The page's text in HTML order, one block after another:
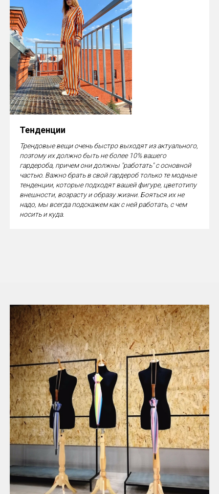
Тенденции
Трендовые вещи очень быстро выходят из актуального,
поэтому их должно быть не более 10% вашего
гардероба, причем они должны "работать" с основной
частью. Важно брать в свой гардероб только те модные
тенденции, которые подходят вашей фигуре, цветотипу
внешности, возрасту и образу жизни. Бояться их не
надо, мы всегда подскажем как с ней работать, с чем
носить и куда.